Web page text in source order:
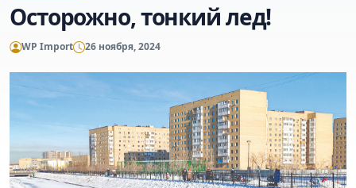
Осторожно, тонкий лед!
WP Import 26 ноября, 2024